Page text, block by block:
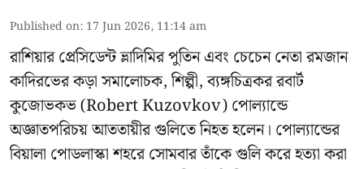
Published on: 17 Jun 2026, 11:14 am
রাশিয়ার প্রেসিডেন্ট ভ্লাদিমির পুতিন এবং চেচেন নেতা রমজান
কাদিরভের কড়া সমালোচক, শিল্পী, ব্যঙ্গচিত্রকর রবার্ট
কুজোভকভ (Robert Kuzovkov) পোল্যান্ডে
অজ্ঞাতপরিচয় আততায়ীর গুলিতে নিহত হলেন। পোল্যান্ডের
বিয়ালা পোডলাস্কা শহরে সোমবার তাঁকে গুলি করে হত্যা করা